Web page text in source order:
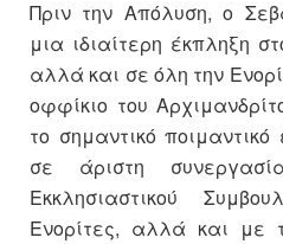
Πριν την Απόλυση, ο
μια ιδιαίτερη έκπληξη
αλλά και σε όλη την
οφφίκιο του
το σημαντικό
σε άριστη
Εκκλησιαστικού
Ενορίτες, αλλά και με